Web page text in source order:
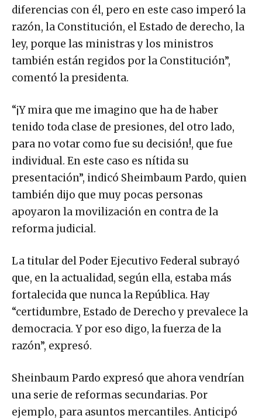
diferencias con él, pero en este caso imperó la
razón, la Constitución, el Estado de derecho, la
ley, porque las ministras y los ministros
también están regidos por la Constitución”,
comentó la presidenta.
“¡Y mira que me imagino que ha de haber
tenido toda clase de presiones, del otro lado,
para no votar como fue su decisión!, que fue
individual. En este caso es nítida su
presentación”, indicó Sheimbaum Pardo, quien
también dijo que muy pocas personas
apoyaron la movilización en contra de la
reforma judicial.
La titular del Poder Ejecutivo Federal subrayó
que, en la actualidad, según ella, estaba más
fortalecida que nunca la República. Hay
“certidumbre, Estado de Derecho y prevalece la
democracia. Y por eso digo, la fuerza de la
razón”, expresó.
Sheinbaum Pardo expresó que ahora vendrían
una serie de reformas secundarias. Por
ejemplo, para asuntos mercantiles. Anticipó